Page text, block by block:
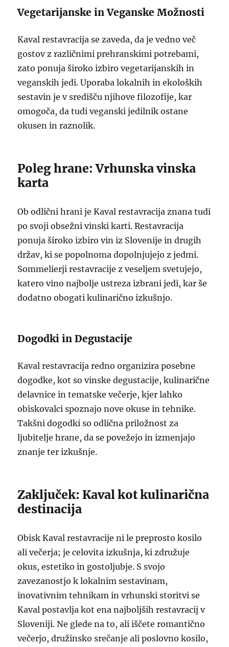
Vegetarijanske in Veganske Možnosti
Kaval restavracija se zaveda, da je vedno več
gostov z različnimi prehranskimi potrebami,
zato ponuja široko izbiro vegetarijanskih in
veganskih jedi. Uporaba lokalnih in ekoloških
sestavin je v središču njihove filozofije, kar
omogoča, da tudi veganski jedilnik ostane
okusen in raznolik.
Poleg hrane: Vrhunska vinska
karta
Ob odlični hrani je Kaval restavracija znana tudi
po svoji obsežni vinski karti. Restavracija
ponuja široko izbiro vin iz Slovenije in drugih
držav, ki se popolnoma dopolnjujejo z jedmi.
Sommelierji restavracije z veseljem svetujejo,
katero vino najbolje ustreza izbrani jedi, kar še
dodatno obogati kulinarično izkušnjo.
Dogodki in Degustacije
Kaval restavracija redno organizira posebne
dogodke, kot so vinske degustacije, kulinarične
delavnice in tematske večerje, kjer lahko
obiskovalci spoznajo nove okuse in tehnike.
Takšni dogodki so odlična priložnost za
ljubitelje hrane, da se povežejo in izmenjajo
znanje ter izkušnje.
Zaključek: Kaval kot kulinarična
destinacija
Obisk Kaval restavracije ni le preprosto kosilo
ali večerja; je celovita izkušnja, ki združuje
okus, estetiko in gostoljubje. S svojo
zavezanostjo k lokalnim sestavinam,
inovativnim tehnikam in vrhunski storitvi se
Kaval postavlja kot ena najboljših restavracij v
Sloveniji. Ne glede na to, ali iščete romantično
večerjo, družinsko srečanje ali poslovno kosilo,